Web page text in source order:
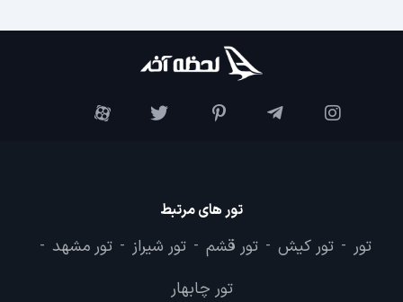
تور های مرتبط
تور - تور کیش - تور قشم - تور شیراز - تور مشهد -
تور چابهار